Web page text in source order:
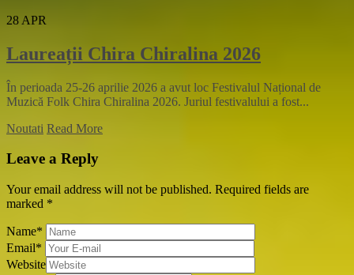
28 APR
Laureații Chira Chiralina 2026
În perioada 25-26 aprilie 2026 a avut loc Festivalul Național de
Muzică Folk Chira Chiralina 2026. Juriul festivalului a fost...
Noutati Read More
Leave a Reply
Your email address will not be published. Required fields are
marked *
Name*
Email*
Website